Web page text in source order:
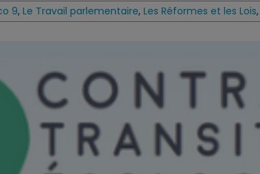
9, Le Travail parlementaire, Les Réformes et les Lois,